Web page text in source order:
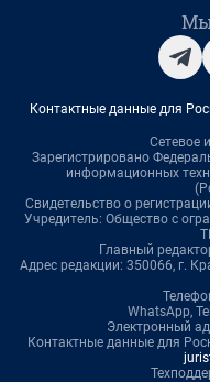
Мы
Контактные данные для
Сетевое
Зарегистрировано
информационных
Свидетельство о
Учредитель: Общество с
Главный
Адрес редакции: 350066, г.
WhatsApp,
Электронный
Контактные данные для